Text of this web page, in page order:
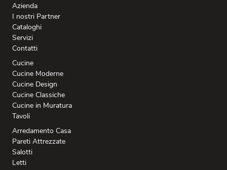
Azienda
I nostri Partner
Cataloghi
Servizi
Contatti
Cucine
Cucine Moderne
Cucine Design
Cucine Classiche
Cucine in Muratura
Tavoli
Arredamento Casa
Pareti Attrezzate
Salotti
Letti